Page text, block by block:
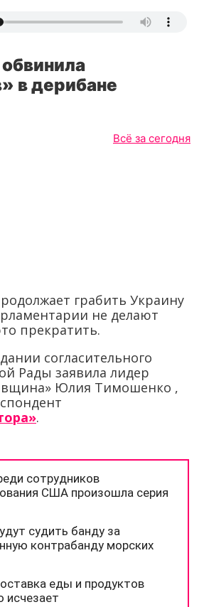
в дерибане
Всё за сегодня
грабить Украину
не делают
прекратить.
согласительного
Рады заявила лидер
Юлия Тимошенко ,
.